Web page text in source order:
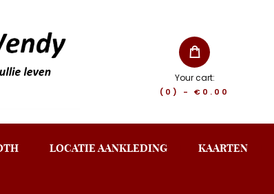
Your cart:
(0) -€0.00
LOCATIE AANKLEDING KAARTEN